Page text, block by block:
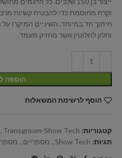
וקרח מחוסמת כדי להבטיח קשיות
חיתוך חד במיוחד. השיניים המיקרו
וחלק לחלוטין אשר מחזיק מעמד.
הוספה
הוסף לרשימת המשאלות
קטגוריות: Transgroom-Show Tech
,
תגיות: Show Tech
, מספריים ,